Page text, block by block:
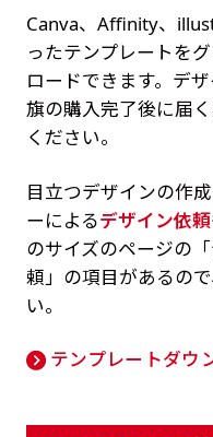
Canva、Affinity、
ったテンプレートを
ロードできます。デ
旗の購入完了後に届
ください。
目立つデザインの作
ーによるデザイン依頼
のサイズのページの
頼」の項目があるの
い。
テンプレートダウ